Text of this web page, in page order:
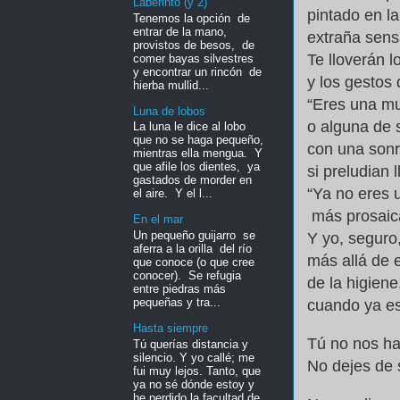
pintado en
extraña
Te lloverán
y los gestos
“Eres una
o alguna de
con una
si preludian
“Ya no eres
más
Y yo,
más allá de
de la
cuando ya
Tú no nos
No dejes de
Tenemos la opción de
entrar de la mano,
provistos de besos, de
comer bayas silvestres
y encontrar un rincón de
hierba mullid...
Luna de lobos
La luna le dice al lobo
que no se haga pequeño,
mientras ella mengua. Y
que afile los dientes, ya
gastados de morder en
el aire. Y el l...
En el mar
Un pequeño guijarro se
aferra a la orilla del río
que conoce (o que cree
conocer). Se refugia
entre piedras más
pequeñas y tra...
Hasta siempre
Tú querías distancia y
silencio. Y yo callé; me
fui muy lejos. Tanto, que
ya no sé dónde estoy y